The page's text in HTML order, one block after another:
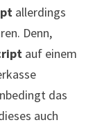
allerdings
Denn,
auf einem
das
auch